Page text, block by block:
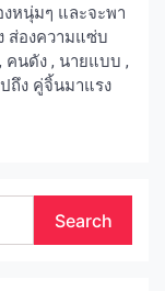
หนุ่มๆ และจะพา
ส่องความแซ่บ
คนดัง , นายแบบ ,
ถึง คู่จิ้นมาแรง